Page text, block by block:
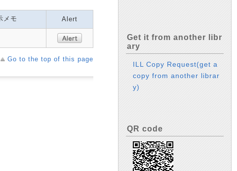
メモ Alert
Go to the top of this page
Get it from another libr
ary
ILL Copy Request(get a
copy from another librar
y)
QR code